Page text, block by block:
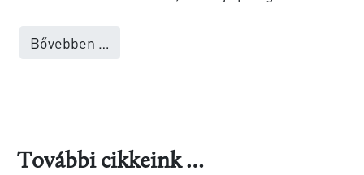
Bővebben …
További cikkeink …